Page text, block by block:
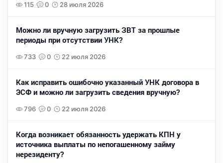
115 0 28 июля 2026
Можно ли вручную загрузить ЗВТ за прошлые
периоды при отсутствии УНК?
733 0 22 июля 2026
Как исправить ошибочно указанный УНК договора в
ЭСФ и можно ли загрузить сведения вручную?
796 0 22 июля 2026
Когда возникает обязанность удержать КПН у
источника выплаты по непогашенному займу
нерезиденту?